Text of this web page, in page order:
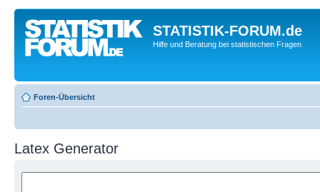
STATISTIK-FORUM.de
Hilfe und Beratung bei statistischen Fragen
Foren-Übersicht
Latex Generator